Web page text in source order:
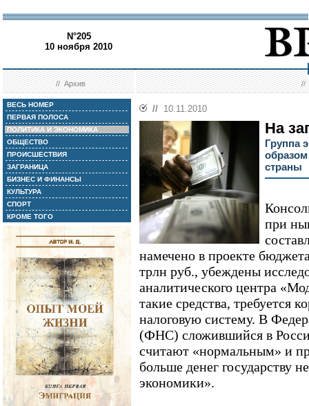
N°205
10 ноября 2010
//Архив //
ВЕСЬ НОМЕР
ПЕРВАЯ ПОЛОСА
ПОЛИТИКА И ЭКОНОМИКА
ОБЩЕСТВО
ПРОИСШЕСТВИЯ
ЗАГРАНИЦА
БИЗНЕС И ФИНАНСЫ
КУЛЬТУРА
СПОРТ
КРОМЕ ТОГО
// 10.11.2010
На
Группа
страны
при
намечено в проекте
трлн руб., убеждены
аналитического центра
такие средства, требуется
налоговую систему. В
(ФНС) сложившийся в
считают «нормальным» и
больше денег государству
экономики».